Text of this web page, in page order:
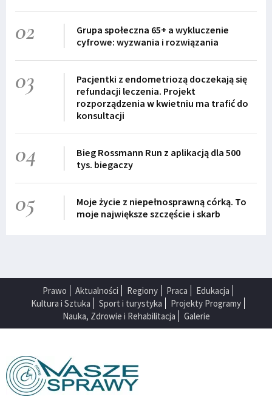
02
Grupa społeczna 65+ a wykluczenie
cyfrowe: wyzwania i rozwiązania
03
Pacjentki z endometriozą doczekają się
refundacji leczenia. Projekt
rozporządzenia w kwietniu ma trafić do
konsultacji
04
Bieg Rossmann Run z aplikacją dla 500
tys. biegaczy
05
Moje życie z niepełnosprawną córką. To
moje największe szczęście i skarb
Prawo Aktualności Regiony Praca
Edukacja
Kultura i Sztuka
Sport i turystyka
Projekty Programy
Nauka, Zdrowie i Rehabilitacja
Galerie